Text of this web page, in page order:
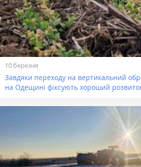
10 березня
Завдяки переходу на вертикальний
на Одещині фіксують хороший розвиток